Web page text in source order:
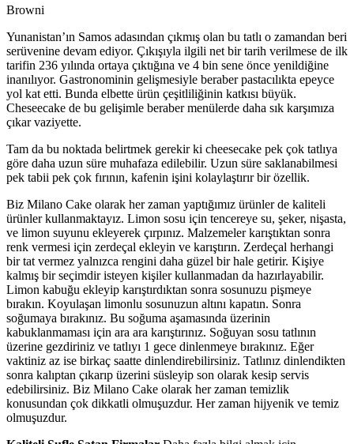
Browni
Yunanistan’ın Samos adasından çıkmış olan bu tatlı o zamandan beri
serüvenine devam ediyor. Çıkışıyla ilgili net bir tarih verilmese de ilk
tarifin 236 yılında ortaya çıktığına ve 4 bin sene önce yenildiğine
inanılıyor. Gastronominin gelişmesiyle beraber pastacılıkta epeyce
yol kat etti. Bunda elbette ürün çeşitliliğinin katkısı büyük.
Cheseecake de bu gelişimle beraber menülerde daha sık karşımıza
çıkar vaziyette.
Tam da bu noktada belirtmek gerekir ki cheesecake pek çok tatlıya
göre daha uzun süre muhafaza edilebilir. Uzun süre saklanabilmesi
pek tabii pek çok fırının, kafenin işini kolaylaştırır bir özellik.
Biz Milano Cake olarak her zaman yaptığımız ürünler de kaliteli
ürünler kullanmaktayız. Limon sosu için tencereye su, şeker, nişasta,
ve limon suyunu ekleyerek çırpınız. Malzemeler karıştıktan sonra
renk vermesi için zerdeçal ekleyin ve karıştırın. Zerdeçal herhangi
bir tat vermez yalnızca rengini daha güzel bir hale getirir. Kişiye
kalmış bir seçimdir isteyen kişiler kullanmadan da hazırlayabilir.
Limon kabuğu ekleyip karıştırdıktan sonra sosunuzu pişmeye
bırakın. Koyulaşan limonlu sosunuzun altını kapatın. Sonra
soğumaya bırakınız. Bu soğuma aşamasında üzerinin
kabuklanmaması için ara ara karıştırınız. Soğuyan sosu tatlının
üzerine gezdiriniz ve tatlıyı 1 gece dinlenmeye bırakınız. Eğer
vaktiniz az ise birkaç saatte dinlendirebilirsiniz. Tatlınız dinlendikten
sonra kalıptan çıkarıp üzerini süsleyip son olarak kesip servis
edebilirsiniz. Biz Milano Cake olarak her zaman temizlik
konusundan çok dikkatli olmuşuzdur. Her zaman hijyenik ve temiz
olmuşuzdur.